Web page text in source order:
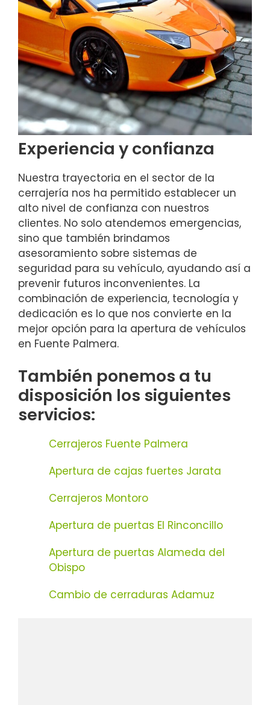
Experiencia y confianza
Nuestra trayectoria en el sector de la
cerrajería nos ha permitido establecer un
alto nivel de confianza con nuestros
clientes. No solo atendemos emergencias,
sino que también brindamos
asesoramiento sobre sistemas de
seguridad para su vehículo, ayudando así a
prevenir futuros inconvenientes. La
combinación de experiencia, tecnología y
dedicación es lo que nos convierte en la
mejor opción para la apertura de vehículos
en Fuente Palmera.
También ponemos a tu
disposición los siguientes
servicios:
Cerrajeros Fuente Palmera
Apertura de cajas fuertes Jarata
Cerrajeros Montoro
Apertura de puertas El Rinconcillo
Apertura de puertas Alameda del
Obispo
Cambio de cerraduras Adamuz